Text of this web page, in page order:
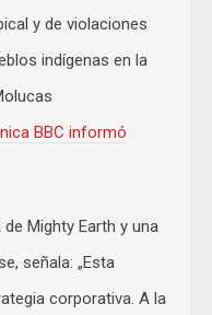
y de violaciones
indígenas en la
BBC informó
Mighty Earth y una
señala: „Esta
corporativa. A la